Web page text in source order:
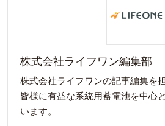
株式会社ライフワン編集部
株式会社ライフワンの記事編集を
皆様に有益な系統用蓄電池を中心
います。